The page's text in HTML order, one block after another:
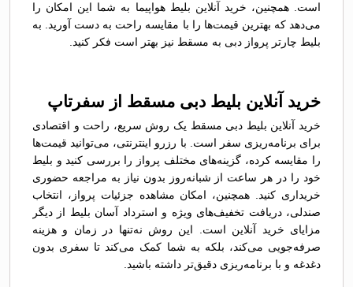
است. همچنین، خرید آنلاین بلیط هواپیما به شما این امکان را
می‌دهد که بهترین قیمت‌ها را با مقایسه راحت به دست آورید. به
بلیط چارتر پرواز دبی به مسقط نیز بهتر است فکر کنید.
خرید آنلاین بلیط دبی مسقط از سفرتاپ
خرید آنلاین بلیط دبی مسقط یک روش سریع، راحت و اقتصادی
برای برنامه‌ریزی سفر است. با رزرو اینترنتی، می‌توانید قیمت‌ها
را مقایسه کرده، گزینه‌های مختلف پرواز را بررسی کنید و بلیط
خود را در هر ساعت از شبانه‌روز بدون نیاز به مراجعه حضوری
خریداری کنید. همچنین، امکان مشاهده جزئیات پرواز، انتخاب
صندلی، دریافت تخفیف‌های ویژه و استرداد آسان بلیط از دیگر
مزایای خرید آنلاین است. این روش نه‌تنها در زمان و هزینه
صرفه‌جویی می‌کند، بلکه به شما کمک می‌کند تا سفری بدون
دغدغه و با برنامه‌ریزی دقیق‌تر داشته باشید.